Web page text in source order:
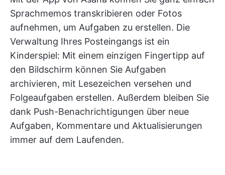
Sprachmemos transkribieren oder Fotos
aufnehmen, um Aufgaben zu erstellen. Die
Verwaltung Ihres Posteingangs ist ein
Kinderspiel: Mit einem einzigen Fingertipp auf
den Bildschirm können Sie Aufgaben
archivieren, mit Lesezeichen versehen und
Folgeaufgaben erstellen. Außerdem bleiben Sie
dank Push-Benachrichtigungen über neue
Aufgaben, Kommentare und Aktualisierungen
immer auf dem Laufenden.